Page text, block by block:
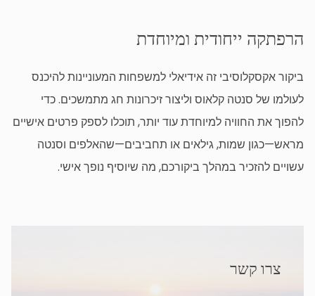
הרפתקה ייחודית ומיוחדת
ביקור אקסקלוסיבי זה אידיאלי למשפחות המעוניינות להיכנס
לעולמו של סנטה קלאוס וליצור זיכרונות חג מתמשכים. כדי
להפוך את החוויה למיוחדת עוד יותר, תוכלו לספק פרטים אישיים
מראש—כגון שמות, גילאים או תחביבים—שהאלפים וסנטה
עשויים להזכיר במהלך ביקורכם, מה שיוסיף נופך אישי.
צרו קשר